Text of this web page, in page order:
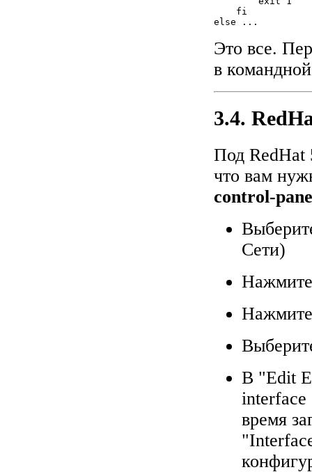
    fi
else ...
Это все.
в
3.4.
Под RedHat
что вам
control-
Сети)
В "Edit
interface
время